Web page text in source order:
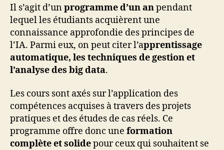
Il s’agit d’unprogramme d’un anpendant
lequel les étudiants acquièrent une
connaissance approfondie des principes de
l’IA. Parmi eux, on peut citer l’apprentissage
automatique, les techniques de gestion et
l’analyse des big data.
Les cours sont axés sur l’application des
compétences acquises à travers des projets
pratiques et des études de cas réels. Ce
programme offre donc une formation
complète et solidepour ceux qui souhaitent se